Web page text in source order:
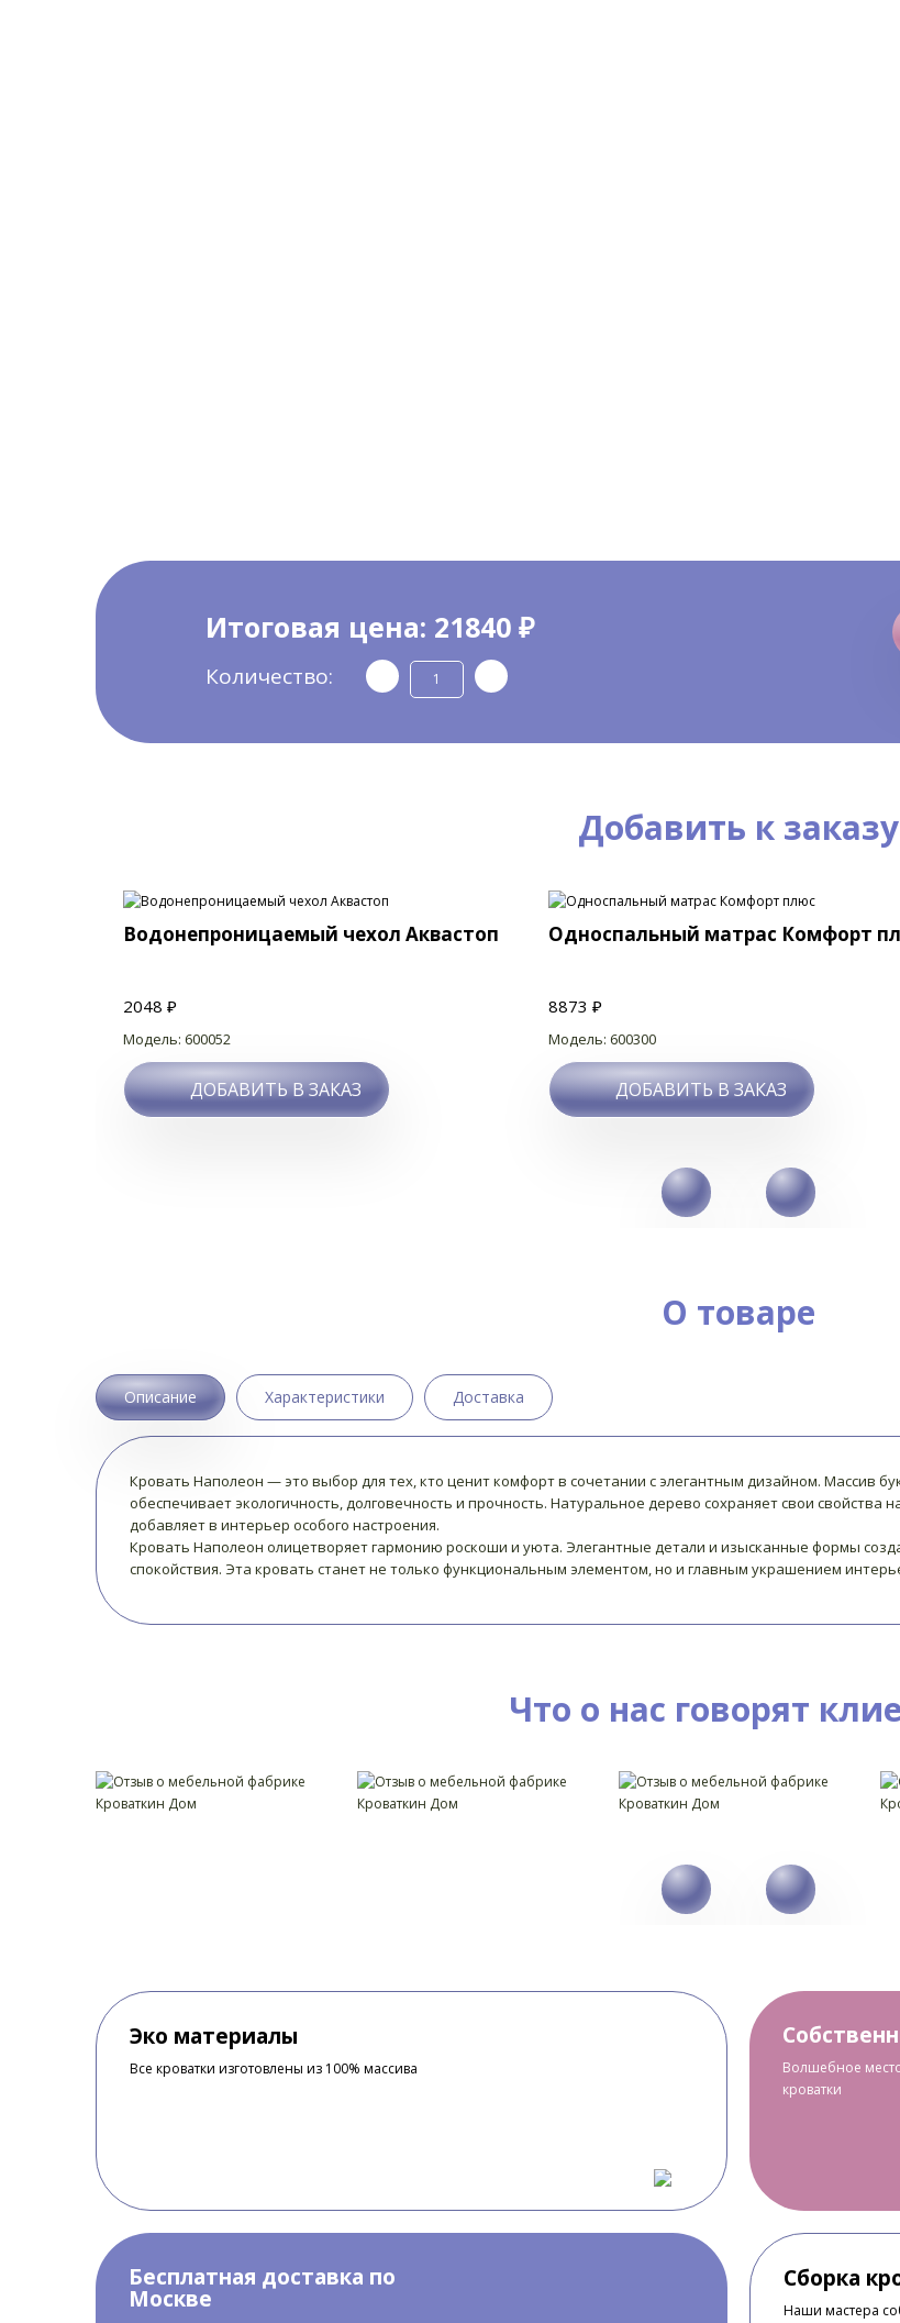
Итоговая цена: 21840 ₽
Количество:
Добавить к заказу
Водонепроницаемый чехол Аквастоп
2048 ₽
Модель: 600052
ДОБАВИТЬ В ЗАКАЗ
Односпальный матрас Комфорт
8873 ₽
Модель: 600300
ДОБАВИТЬ В ЗАКАЗ
О товаре
Описание Характеристики Доставка
Кровать Наполеон — это выбор для тех, кто ценит комфорт в сочетании с элегантным дизайном. Массив
обеспечивает экологичность, долговечность и прочность. Натуральное дерево сохраняет свои свойства
добавляет в интерьер особого настроения.
Кровать Наполеон олицетворяет гармонию роскоши и уюта. Элегантные детали и изысканные формы
спокойствия. Эта кровать станет не только функциональным элементом, но и главным украшением
Что о нас говорят
Эко материалы
Все кроватки изготовлены из 100% массива
Волшебное
кроватки
Бесплатная доставка по
Москве
Сборка
Наши мастера